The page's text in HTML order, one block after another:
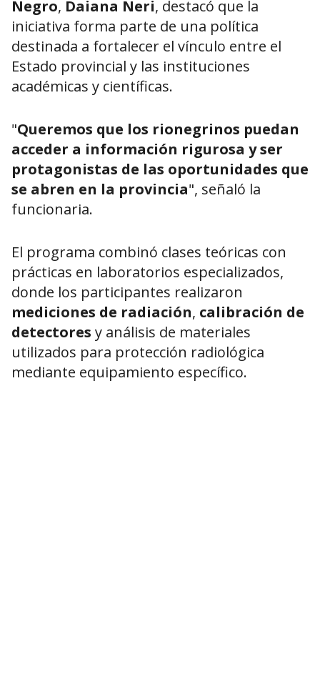
Negro, Daiana Neri, destacó que la
iniciativa forma parte de una política
destinada a fortalecer el vínculo entre el
Estado provincial y las instituciones
académicas y científicas.
"Queremos que los rionegrinos puedan
acceder a información rigurosa y ser
protagonistas de las oportunidades que
se abren en la provincia", señaló la
funcionaria.
El programa combinó clases teóricas con
prácticas en laboratorios especializados,
donde los participantes realizaron
mediciones de radiación, calibración de
detectores y análisis de materiales
utilizados para protección radiológica
mediante equipamiento específico.